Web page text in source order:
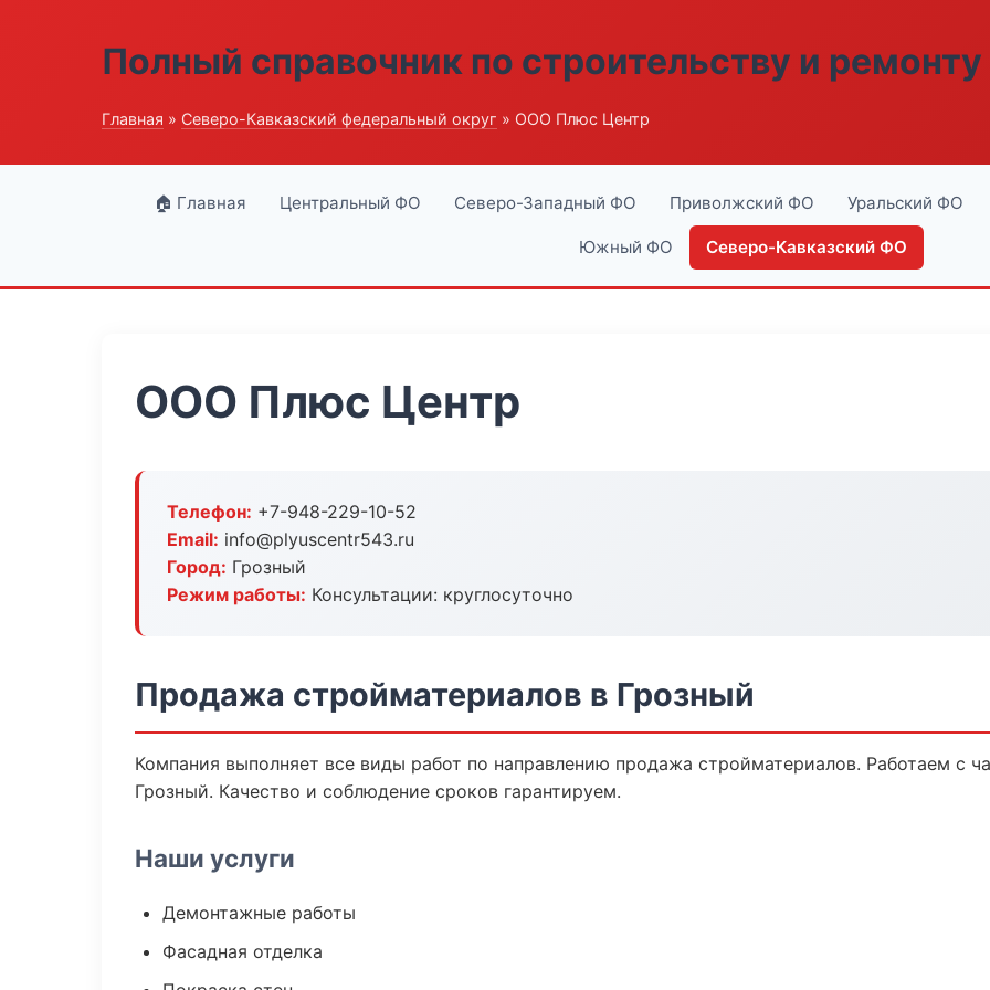
Полный справочник по строительству и ремонту
Главная » Северо-Кавказский федеральный округ » ООО Плюс Центр
🏠 Главная Центральный ФО Северо-Западный ФО Приволжский ФО Уральский ФО
Южный ФО Северо-Кавказский ФО
ООО Плюс Центр
Телефон: +7-948-229-10-52
Email: info@plyuscentr543.ru
Город: Грозный
Режим работы: Консультации: круглосуточно
Продажа стройматериалов в Грозный
Компания выполняет все виды работ по направлению продажа стройматериалов. Работаем с
Грозный. Качество и соблюдение сроков гарантируем.
Наши услуги
Демонтажные работы
Фасадная отделка